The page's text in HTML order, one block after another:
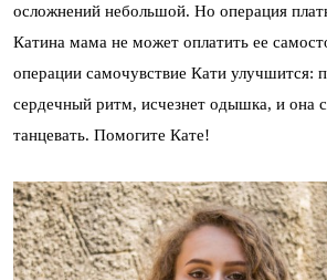
осложнений небольшой. Но операция
Катина мама не может оплатить ее
операции самочувствие Кати улучшится:
сердечный ритм, исчезнет одышка, и она
танцевать. Помогите Кате!